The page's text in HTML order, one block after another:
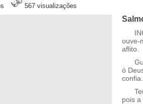
567 visualizações
ouve-
aflito.
ó
confia.
pois a